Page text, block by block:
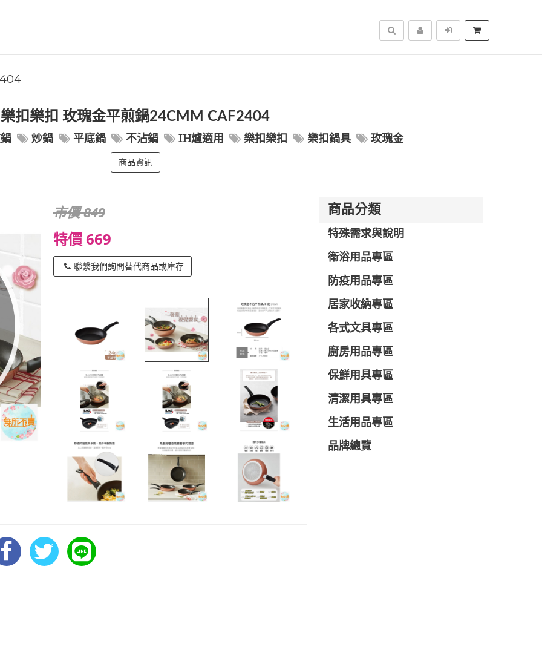
搜尋
樂扣樂扣 玫瑰金平煎鍋24CMM CAF2404
炒鍋 平底鍋 不沾鍋 IH爐適用 樂扣樂扣 樂扣鍋具 玫瑰金
商品資訊
市價 849
特價 669
聯繫我們詢問替代商品或庫存
商品分類
特殊需求與說明
衛浴用品專區
防疫用品專區
居家收納專區
各式文具專區
廚房用品專區
保鮮用具專區
清潔用具專區
生活用品專區
品牌總覽